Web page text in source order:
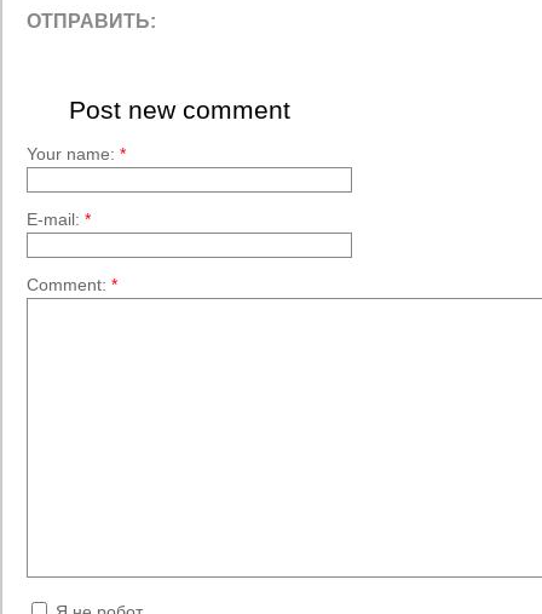
ОТПРАВИТЬ:
Post new comment
Your name: *
E-mail: *
Comment: *